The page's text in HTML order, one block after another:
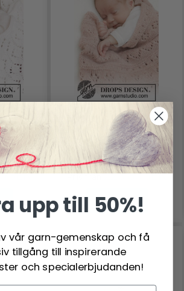
SEK
46-9 PINK SEA
BLANKET BY DROPS
DESIGN
Pris från223.80 SEK
Se produkt
upp till 50%!
vår garn-gemenskap och få
tillgång till inspirerande
och specialerbjudanden!